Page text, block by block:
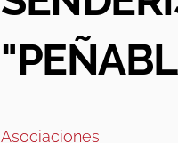
Asociaciones